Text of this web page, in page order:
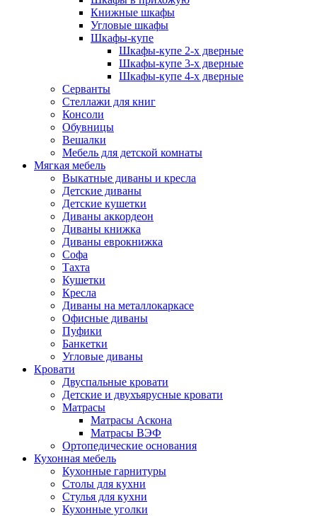
Книжные шкафы
Угловые шкафы
Шкафы-купе
Шкафы-купе 2-x дверные
Шкафы-купе 3-х дверные
Шкафы-купе 4-х дверные
Серванты
Стеллажи для книг
Консоли
Обувницы
Вешалки
Мебель для детской комнаты
Мягкая мебель
Выкатные диваны и кресла
Детские диваны
Детские кушетки
Диваны аккордеон
Диваны книжка
Диваны еврокнижка
Софа
Тахта
Кушетки
Кресла
Диваны на металлокаркасе
Офисные диваны
Пуфики
Банкетки
Угловые диваны
Кровати
Двуспальные кровати
Детские и двухъярусные кровати
Матрасы
Матрасы Аскона
Матрасы ВЭФ
Ортопедические основания
Кухонная мебель
Кухонные гарнитуры
Столы для кухни
Стулья для кухни
Кухонные уголки